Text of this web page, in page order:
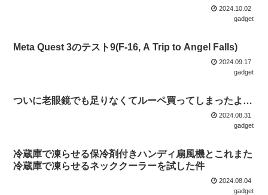
2024.10.02
gadget
Meta Quest 3のテスト9(F-16, A Trip to Angel Falls)
2024.09.17
gadget
ついに老眼鏡でも足りなくてルーペ買ってしまったよ…
2024.08.31
gadget
冷蔵庫で凍らせる保冷剤付きハンディ扇風機とこれまた
冷蔵庫で凍らせるネッククーラーを試した件
2024.08.04
gadget